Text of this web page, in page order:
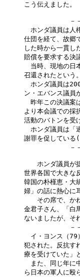
こう伝えました。
－－－－－
ホンダ議員は人
仕団を経て、故郷
した時から一貫し
賠償を要求する決
当時、現地の日
召還されたという。
ホンダ議員は
ン・エバンス議員
昨年この決議案
より本会議での採
活動のバトンを受
ホンダ議員は「
謝罪を促している(
－－－－－
ホンダ議員が提
世界各国で大きな
韓国の朴槿恵・大
婦」の話に熱心に
その席で、かね
金君子さん、「白
ないましたが、そ
－－－－－
イ・ヨンス（79
犯された。反抗す
療を受けていた」
また、同じ年に
ら日本の軍人に殴